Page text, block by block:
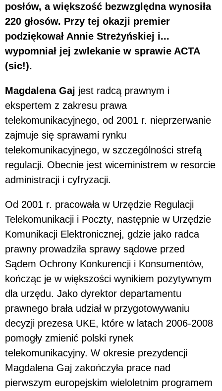
posłów, a większość bezwzględna wynosiła
220 głosów. Przy tej okazji premier
podziękował Annie Streżyńskiej i...
wypomniał jej zwlekanie w sprawie ACTA
(sic!).
Magdalena Gaj jest radcą prawnym i
ekspertem z zakresu prawa
telekomunikacyjnego, od 2001 r. nieprzerwanie
zajmuje się sprawami rynku
telekomunikacyjnego, w szczególności strefą
regulacji. Obecnie jest wiceministrem w resorcie
administracji i cyfryzacji.
Od 2001 r. pracowała w Urzędzie Regulacji
Telekomunikacji i Poczty, następnie w Urzędzie
Komunikacji Elektronicznej, gdzie jako radca
prawny prowadziła sprawy sądowe przed
Sądem Ochrony Konkurencji i Konsumentów,
kończąc je w większości wynikiem pozytywnym
dla urzędu. Jako dyrektor departamentu
prawnego brała udział w przygotowywaniu
decyzji prezesa UKE, które w latach 2006-2008
pomogły zmienić polski rynek
telekomunikacyjny. W okresie prezydencji
Magdalena Gaj zakończyła prace nad
pierwszym europejskim wieloletnim programem